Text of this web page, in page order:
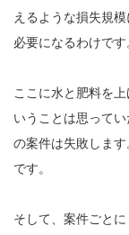
えるような損失規
必要になるわけです
ここに水と肥料を
いうことは思って
の案件は失敗しま
です。
そして、案件ごと